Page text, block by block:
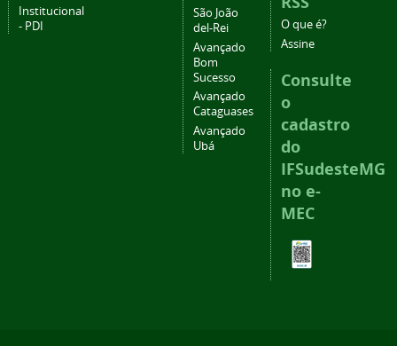
Institucional
- PDI
São João
del-Rei
Avançado
Bom
Sucesso
Avançado
Cataguases
Avançado
Ubá
O que é?
Assine
Consulte
o
cadastro
do
IFSudesteMG
no e-
MEC